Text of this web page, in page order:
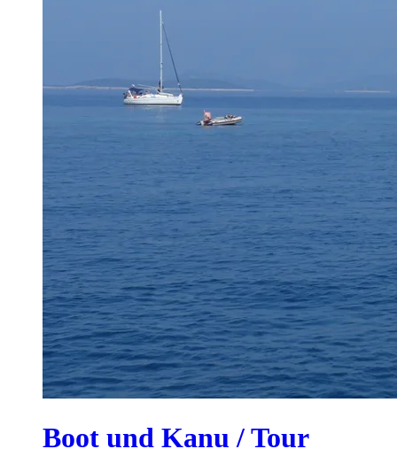
Boot und Kanu / Tour